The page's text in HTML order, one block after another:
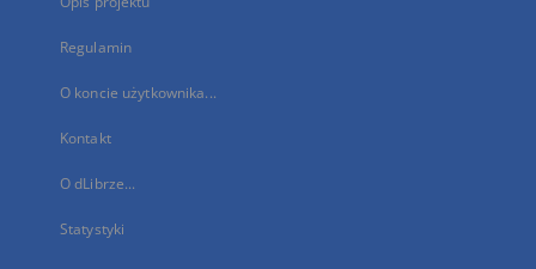
Regulamin
O koncie użytkownika...
Kontakt
O dLibrze...
Statystyki